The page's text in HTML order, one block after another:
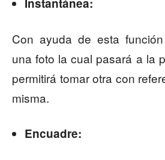
Instantánea:
Con ayuda de esta
una foto la cual pasará a la
permitirá tomar otra con
misma.
Encuadre: